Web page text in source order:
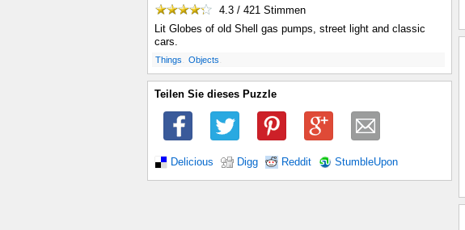
4.3 / 421 Stimmen
Lit Globes of old Shell gas pumps, street light and classic
cars.
Things Objects
Teilen Sie dieses Puzzle
Delicious Digg Reddit StumbleUpon